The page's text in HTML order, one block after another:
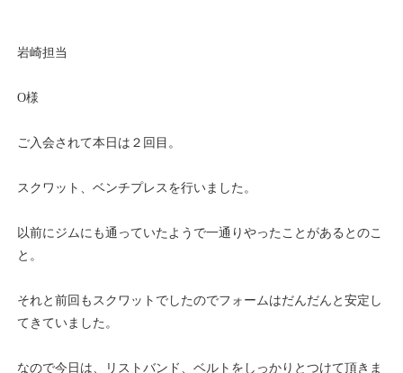
岩崎担当
O様
ご入会されて本日は２回目。
スクワット、ベンチプレスを行いました。
以前にジムにも通っていたようで一通りやったことがあるとのこ
と。
それと前回もスクワットでしたのでフォームはだんだんと安定し
てきていました。
なので今日は、リストバンド、ベルトをしっかりとつけて頂きま